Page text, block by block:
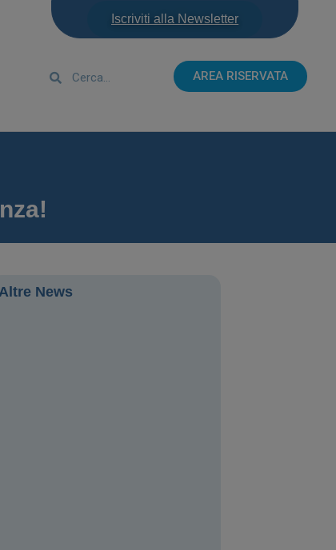
Iscriviti alla Newsletter
AREA RISERVATA
News